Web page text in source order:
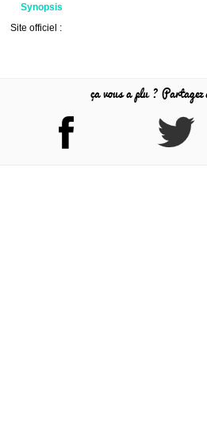
Synopsis
Site officiel :
ça vous a plu ?